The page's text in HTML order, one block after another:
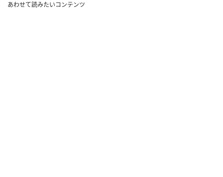
あわせて読みたいコンテンツ